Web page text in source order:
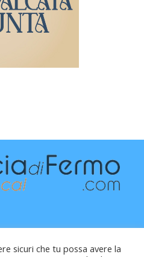
sicuri che tu possa avere la